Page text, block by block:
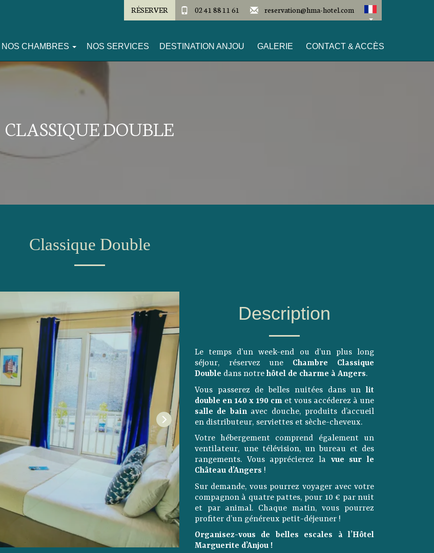
RÉSERVER 02 41 88 11 61 reservation@hma-hotel.com
NOS CHAMBRES NOS SERVICES DESTINATION ANJOU GALERIE CONTACT & ACCÈS
CLASSIQUE DOUBLE
Classique Double
Description
Le temps d’un week-end ou d’un plus long
séjour, réservez une Chambre Classique
Double dans notre hôtel de charme à Angers.
Vous passerez de belles nuitées dans un lit
double en 140 x 190 cm et vous accéderez à une
salle de bain avec douche, produits d’accueil
en distributeur, serviettes et sèche-cheveux.
Votre hébergement comprend également un
ventilateur, une télévision, un bureau et des
rangements. Vous apprécierez la vue sur le
Château d’Angers !
Sur demande, vous pourrez voyager avec votre
compagnon à quatre pattes, pour 10 € par nuit
et par animal. Chaque matin, vous pourrez
profiter d’un généreux petit-déjeuner !
Organisez-vous de belles escales à l’Hôtel
Marguerite d’Anjou !